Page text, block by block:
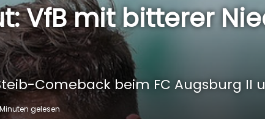
VfB mit bitterer
Comeback beim FC Augsburg II
gelesen